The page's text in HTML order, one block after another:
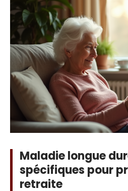
Maladie longue
spécifiques pour
retraite